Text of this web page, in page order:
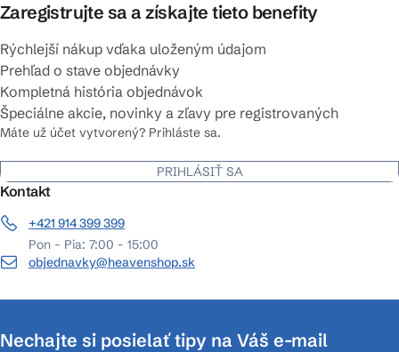
Zaregistrujte sa a získajte tieto benefity
Rýchlejší nákup vďaka uloženým údajom
Prehľad o stave objednávky
Kompletná história objednávok
Špeciálne akcie, novinky a zľavy pre registrovaných
Máte už účet vytvorený? Prihláste sa.
PRIHLÁSIŤ SA
Kontakt
+421 914 399 399
Pon - Pia: 7:00 - 15:00
objednavky@heavenshop.sk
Nechajte si posielať tipy na Váš e-mail